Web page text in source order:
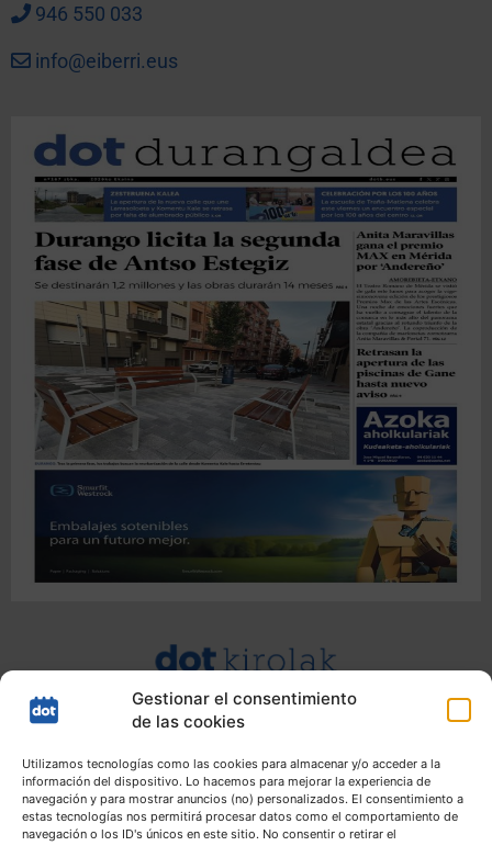
Gestionar el consentimiento
de las cookies
Utilizamos tecnologías como las cookies para almacenar y/o acceder a la
información del dispositivo. Lo hacemos para mejorar la experiencia de
navegación y para mostrar anuncios (no) personalizados. El consentimiento a
estas tecnologías nos permitirá procesar datos como el comportamiento de
navegación o los ID's únicos en este sitio. No consentir o retirar el
946 550 033
info@eiberri.eus